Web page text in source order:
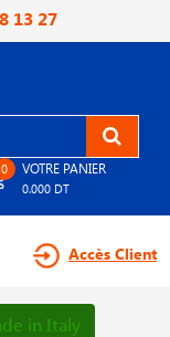
13 27
0 VOTRE PANIER
0.000 DT
Accès Client
in Italy